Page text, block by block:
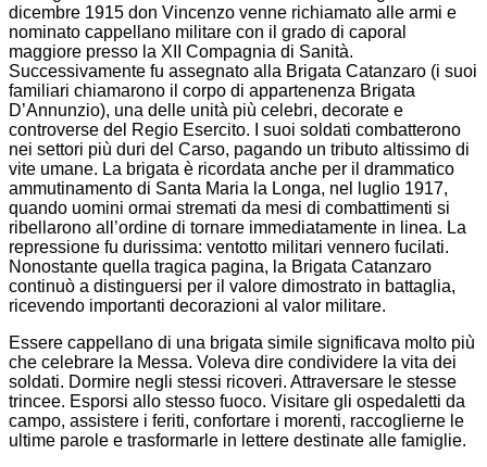
dicembre 1915 don Vincenzo venne richiamato alle armi e
nominato cappellano militare con il grado di caporal
maggiore presso la XII Compagnia di Sanità.
Successivamente fu assegnato alla Brigata Catanzaro (i suoi
familiari chiamarono il corpo di appartenenza Brigata
D’Annunzio), una delle unità più celebri, decorate e
controverse del Regio Esercito. I suoi soldati combatterono
nei settori più duri del Carso, pagando un tributo altissimo di
vite umane. La brigata è ricordata anche per il drammatico
ammutinamento di Santa Maria la Longa, nel luglio 1917,
quando uomini ormai stremati da mesi di combattimenti si
ribellarono all’ordine di tornare immediatamente in linea. La
repressione fu durissima: ventotto militari vennero fucilati.
Nonostante quella tragica pagina, la Brigata Catanzaro
continuò a distinguersi per il valore dimostrato in battaglia,
ricevendo importanti decorazioni al valor militare.
Essere cappellano di una brigata simile significava molto più
che celebrare la Messa. Voleva dire condividere la vita dei
soldati. Dormire negli stessi ricoveri. Attraversare le stesse
trincee. Esporsi allo stesso fuoco. Visitare gli ospedaletti da
campo, assistere i feriti, confortare i morenti, raccoglierne le
ultime parole e trasformarle in lettere destinate alle famiglie.